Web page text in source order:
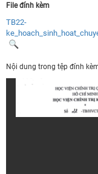
File đính kèm
TB22-
Nội dung trong tệp đính